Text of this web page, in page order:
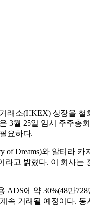
래소(HKEX) 상장을
3월 25일 임시 주주총
요하다.
Dreams)와 알티라 카
고 밝혔다. 이 회사는
에 약 30%(48만
거래될 예정이다. 동